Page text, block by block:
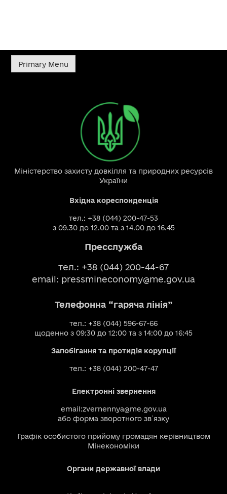
Primary Menu
Міністерство захисту довкілля та природних ресурсів
України
Вхідна кореспонденція
тел.: +38 (044) 200-47-53
з 09.30 до 12.00 та з 14.00 до 16.45
Пресслужба
тел.: +38 (044) 200-44-67
email: pressmineconomy@me.gov.ua
Телефонна “гаряча лінія”
тел.: +38 (044) 596-67-66
щоденно з 09:30 до 12:00 та з 14:00 до 16:45
Запобігання та протидія корупції
тел.: +38 (044) 200-47-47
Електронні звернення
email:zvernennya@me.gov.ua
або форма зворотного зв`язку
Графік особистого прийому громадян керівництвом
Мінекономіки
Органи державної влади